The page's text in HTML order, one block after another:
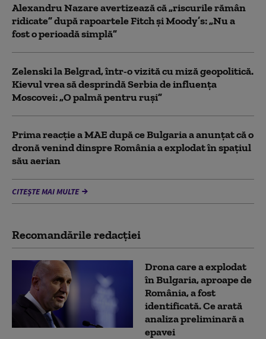
Alexandru Nazare avertizează că „riscurile rămân
ridicate” după rapoartele Fitch și Moody’s: „Nu a
fost o perioadă simplă”
Zelenski la Belgrad, într-o vizită cu miză geopolitică.
Kievul vrea să desprindă Serbia de influența
Moscovei: „O palmă pentru ruși”
Prima reacție a MAE după ce Bulgaria a anunţat că o
dronă venind dinspre România a explodat în spaţiul
său aerian
CITEȘTE MAI MULTE
Recomandările redacţiei
Drona care a explodat
în Bulgaria, aproape de
România, a fost
identificată. Ce arată
analiza preliminară a
epavei